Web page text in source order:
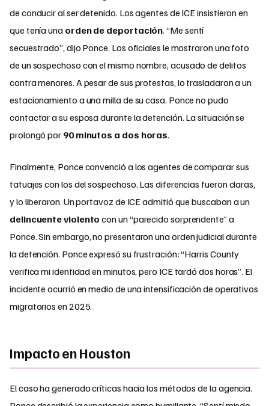
de conducir al ser detenido. Los agentes de ICE insistieron en
que tenía una orden de deportación. “Me sentí
secuestrado”, dijo Ponce. Los oficiales le mostraron una foto
de un sospechoso con el mismo nombre, acusado de delitos
contra menores. A pesar de sus protestas, lo trasladaron a un
estacionamiento a una milla de su casa. Ponce no pudo
contactar a su esposa durante la detención. La situación se
prolongó por 90 minutos a dos horas.
Finalmente, Ponce convenció a los agentes de comparar sus
tatuajes con los del sospechoso. Las diferencias fueron claras,
y lo liberaron. Un portavoz de ICE admitió que buscaban a un
delincuente violento con un “parecido sorprendente” a
Ponce. Sin embargo, no presentaron una orden judicial durante
la detención. Ponce expresó su frustración: “Harris County
verifica mi identidad en minutos, pero ICE tardó dos horas”. El
incidente ocurrió en medio de una intensificación de operativos
migratorios en 2025.
Impacto en Houston
El caso ha generado críticas hacia los métodos de la agencia.